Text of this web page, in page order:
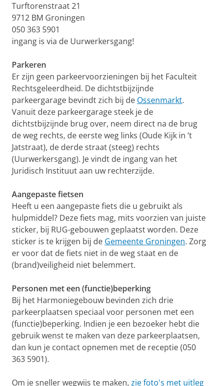
Turftorenstraat 21
9712 BM Groningen
050 363 5901
ingang is via de Uurwerkersgang!
Parkeren
Er zijn geen parkeervoorzieningen bij het Faculteit
Rechtsgeleerdheid. De dichtstbijzijnde
parkeergarage bevindt zich bij de Ossenmarkt.
Vanuit deze parkeergarage steek je de
dichtstbijzijnde brug over, neem direct na de brug
de weg rechts, de eerste weg links (Oude Kijk in ’t
Jatstraat), de derde straat (steeg) rechts
(Uurwerkersgang). Je vindt de ingang van het
Juridisch Instituut aan uw rechterzijde.
Aangepaste fietsen
Heeft u een aangepaste fiets die u gebruikt als
hulpmiddel? Deze fiets mag, mits voorzien van juiste
sticker, bij RUG-gebouwen geplaatst worden. Deze
sticker is te krijgen bij de Gemeente Groningen. Zorg
er voor dat de fiets niet in de weg staat en de
(brand)veiligheid niet belemmert.
Personen met een (functie)beperking
Bij het Harmoniegebouw bevinden zich drie
parkeerplaatsen speciaal voor personen met een
(functie)beperking. Indien je een bezoeker hebt die
gebruik wenst te maken van deze parkeerplaatsen,
dan kun je contact opnemen met de receptie (050
363 5901).
Om je sneller wegwijs te maken, zie foto's met uitleg